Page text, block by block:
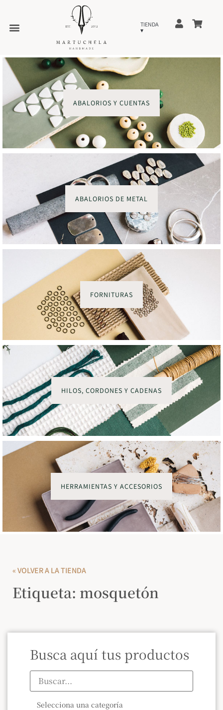
ABALORIOS Y CUENTAS
ABALORIOS DE METAL
FORNITURAS
HILOS, CORDONES Y CADENAS
HERRAMIENTAS Y ACCESORIOS
« VOLVER A LA TIENDA
Etiqueta: mosquetón
Busca aquí tus productos
Selecciona una categoría